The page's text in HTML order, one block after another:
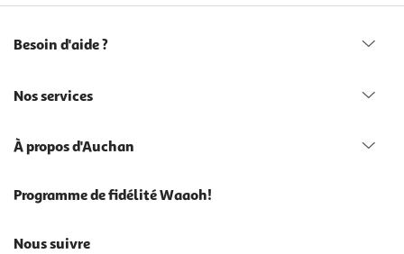
Besoin d'aide ?
Nos services
À propos d'Auchan
Programme de fidélité Waaoh!
Nous suivre